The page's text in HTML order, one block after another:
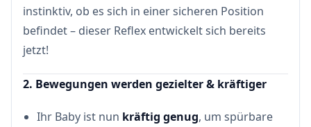
instinktiv, ob es sich in einer sicheren Position
befindet – dieser Reflex entwickelt sich bereits
jetzt!
2. Bewegungen werden gezielter & kräftiger
Ihr Baby ist nun kräftig genug, um spürbare